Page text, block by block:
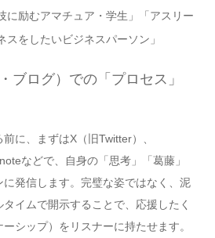
に励むアマチュア・学生」「アスリー
スをしたいビジネスパーソン」
ブログ）での「プロセス」
に、まずはX（旧Twitter）、
などで、自身の「思考」「葛藤」
に発信します。完璧な姿ではなく、泥
イムで開示することで、応援したく
シップ）をリスナーに持たせます。